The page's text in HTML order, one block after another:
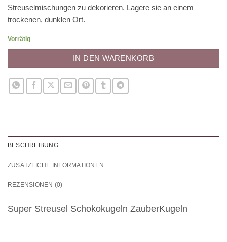
Streuselmischungen zu dekorieren. Lagere sie an einem
trockenen, dunklen Ort.
Vorrätig
IN DEN WARENKORB
BESCHREIBUNG
ZUSÄTZLICHE INFORMATIONEN
REZENSIONEN (0)
Super Streusel Schokokugeln ZauberKugeln